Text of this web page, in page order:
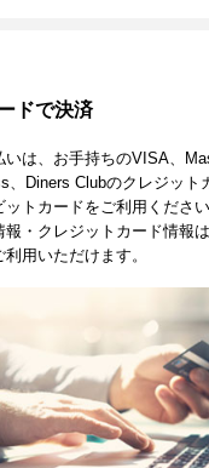
ドで決済
は、お手持ちのVISA、
、Diners Clubのクレジット
トカードをご利用ください
・クレジットカード情報
用いただけます。